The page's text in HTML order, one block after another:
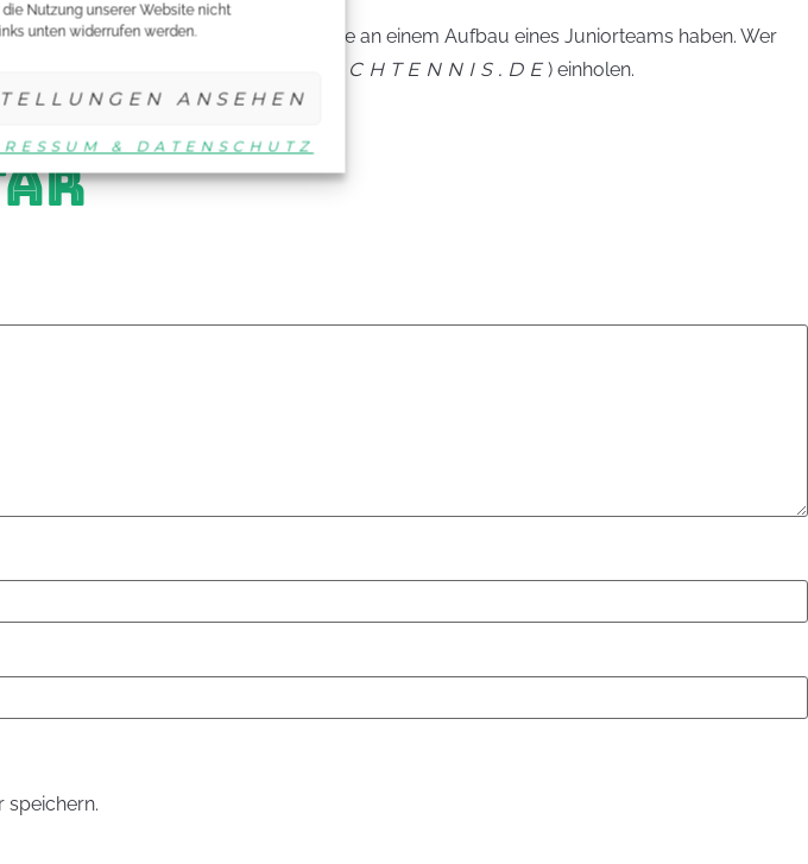
Nutzung unserer Website nicht
unten widerrufen werden.
ANSEHEN
& DATENSCHUTZ
unterstützt Verbände, die Interesse an einem Aufbau eines Juniorteams haben. Wer
(E-Mail:
BUDER.DTTB@TISCHTENNIS.DE) einholen.
speichern.